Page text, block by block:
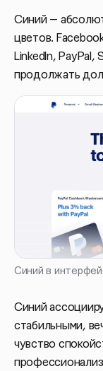
Синий —
цветов.
LinkedIn,
продолжать
Синий в
Синий
стабильными,
чувство